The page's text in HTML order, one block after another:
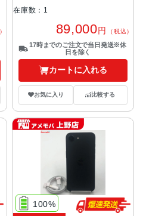
在庫数：1
89,000円 （税込）
17時までのご注文で当日発送※休
日を除く
カートに入れる
お気に入り 比較する
100%